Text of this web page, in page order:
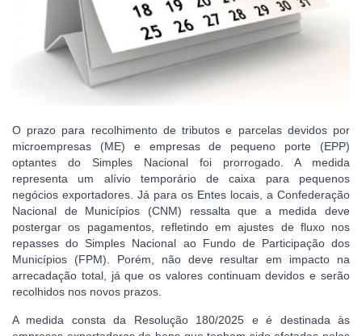
O prazo para recolhimento de tributos e parcelas devidos por
microempresas (ME) e empresas de pequeno porte (EPP)
optantes do Simples Nacional foi prorrogado. A medida
representa um alívio temporário de caixa para pequenos
negócios exportadores. Já para os Entes locais, a Confederação
Nacional de Municípios (CNM) ressalta que a medida deve
postergar os pagamentos, refletindo em ajustes de fluxo nos
repasses do Simples Nacional ao Fundo de Participação dos
Municípios (FPM). Porém, não deve resultar em impacto na
arrecadação total, já que os valores continuam devidos e serão
recolhidos nos novos prazos.
A medida consta da Resolução 180/2025 e é destinada às